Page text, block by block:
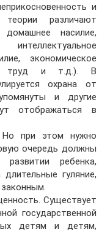
и
различают
насилие,
экономическое
труд и т.д.). В
охрана от
и другие
отображаться в
при этом нужно
очередь должны
ребенка,
гуляние,
Существует
государственной
детям и детям,